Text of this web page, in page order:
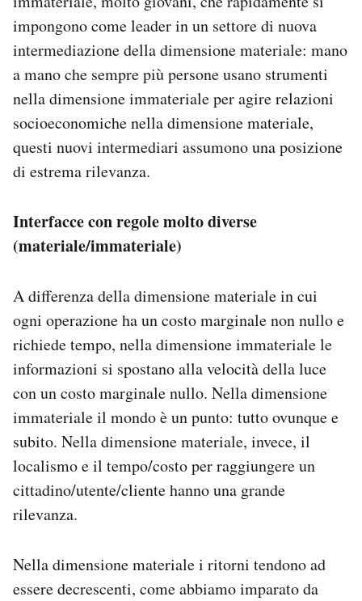
impongono come leader in un settore di nuova
intermediazione della dimensione materiale: mano
a mano che sempre più persone usano strumenti
nella dimensione immateriale per agire relazioni
socioeconomiche nella dimensione materiale,
questi nuovi intermediari assumono una posizione
di estrema rilevanza.
Interfacce con regole molto diverse
(materiale/immateriale)
A differenza della dimensione materiale in cui
ogni operazione ha un costo marginale non nullo e
richiede tempo, nella dimensione immateriale le
informazioni si spostano alla velocità della luce
con un costo marginale nullo. Nella dimensione
immateriale il mondo è un punto: tutto ovunque e
subito. Nella dimensione materiale, invece, il
localismo e il tempo/costo per raggiungere un
cittadino/utente/cliente hanno una grande
rilevanza.
Nella dimensione materiale i ritorni tendono ad
essere decrescenti, come abbiamo imparato da